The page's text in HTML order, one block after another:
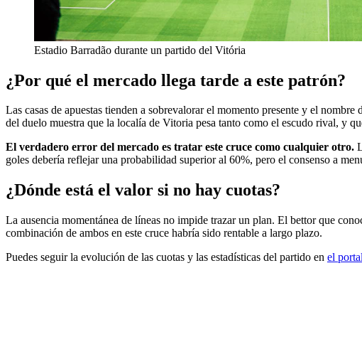
Estadio Barradão durante un partido del Vitória
¿Por qué el mercado llega tarde a este patrón?
Las casas de apuestas tienden a sobrevalorar el momento presente y el
del duelo muestra que la localía de Vitoria pesa tanto como el escudo rival, y
El verdadero error del mercado es tratar este cruce como cualquier otro.
goles debería reflejar una probabilidad superior al 60%, pero el consenso a
¿Dónde está el valor si no hay cuotas?
La ausencia momentánea de líneas no impide trazar un plan. El bettor que
combinación de ambos en este cruce habría sido rentable a largo plazo.
Puedes seguir la evolución de las cuotas y las estadísticas del partido en el